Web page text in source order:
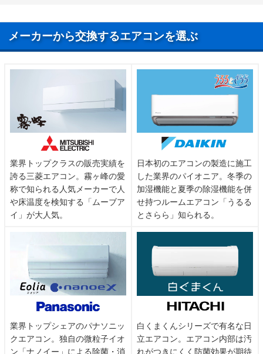
メーカーから交換するエアコンを選ぶ
業界トップクラスの販売実績を
誇る三菱エアコン。霧ヶ峰の愛
称で知られる人気メーカーで人
や床温度を検知する「ムーブア
イ」が大人気。
日本初のエアコンの製造に施工
した業界のパイオニア。冬季の
加湿機能と夏季の除湿機能を併
せ持つルームエアコン「うるる
とさらら」知られる。
業界トップシェアのパナソニッ
クエアコン。独自の微粒子イオ
ン「ナノイー」による除菌・消
白くまくんシリーズで有名な日
立エアコン。エアコン内部は汚
れがつきにくく防菌効果が期待